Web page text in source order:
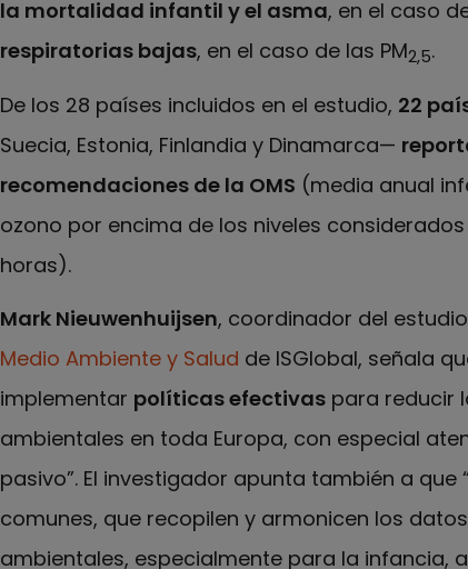
la mortalidad infantil y el asma, en el caso
respiratorias bajas, en el caso de las PM2,5.
De los 28 países incluidos en el estudio, 22
Suecia, Estonia, Finlandia y Dinamarca—
recomendaciones de la OMS (media anual
ozono por encima de los niveles
horas).
Mark Nieuwenhuijsen, coordinador del
Medio Ambiente y Salud de ISGlobal, señala
implementar políticas efectivaspara reducir
ambientales en toda Europa, con especial
pasivo”. El investigador apunta también a que
comunes, que recopilen y armonicen los
ambientales, especialmente para la infancia,